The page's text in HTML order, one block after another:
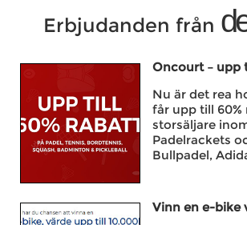
Erbjudanden från
Oncourt – upp
Nu är det rea
får upp till 60%
storsäljare
Padelrackets
Bullpadel,
Vinn en e-bike